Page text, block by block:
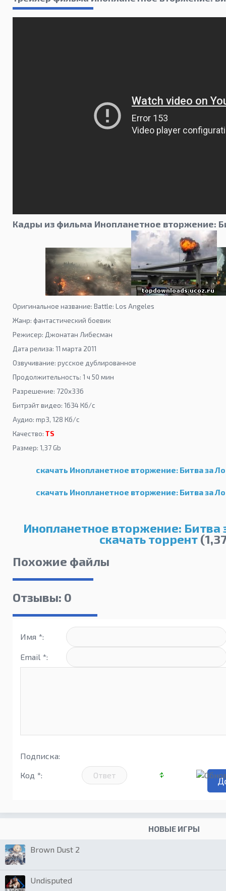
Кадры из фильма Инопланетное вторжение:
Оригинальное название: Battle: Los Angeles
Жанр: фантастический боевик
Режисер: Джонатан Либесман
Дата релиза: 11 марта 2011
Озвучивание: русское дублированное
Продолжительность: 1 ч 50 мин
Разрешение: 720x336
Битрэйт видео: 1634 Кб/с
Аудио: mp3, 128 Кб/с
Качество: TS
Размер: 1,37 Gb
скачать Инопланетное вторжение: Битва за
скачать Инопланетное вторжение: Битва за
Инопланетное вторжение: Битва
скачать торрент
Похожие файлы
Отзывы: 0
Имя *:
Email *:
Подписка:
Код *:
НОВЫЕ ИГРЫ
Brown Dust 2
Undisputed